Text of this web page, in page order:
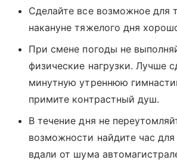
Сделайте все возможное для
накануне тяжелого дня
При смене погоды не
физические нагрузки. Лучше
минутную утреннюю
примите контрастный душ.
В течение дня не
возможности найдите час
вдали от шума